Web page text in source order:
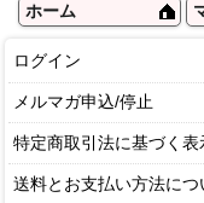
ホーム
ログイン
メルマガ申込/停止
特定商取引法に基づく表
送料とお支払い方法につ